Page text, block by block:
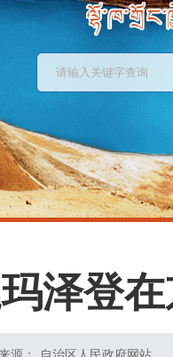
泽登